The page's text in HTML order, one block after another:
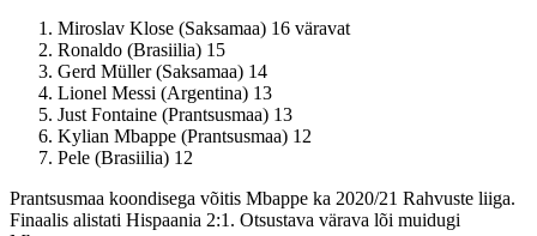
Miroslav Klose (Saksamaa) 16 väravat
Ronaldo (Brasiilia) 15
Gerd Müller (Saksamaa) 14
Lionel Messi (Argentina) 13
Just Fontaine (Prantsusmaa) 13
Kylian Mbappe (Prantsusmaa) 12
Pele (Brasiilia) 12
Prantsusmaa koondisega võitis Mbappe ka 2020/21 Rahvuste liiga.
Finaalis alistati Hispaania 2:1. Otsustava värava lõi muidugi